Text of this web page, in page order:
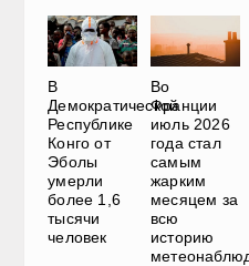
В
Демократической
Республике
Конго от
Эболы
умерли
более 1,6
тысячи
человек
Во
Франции
июль 2026
года стал
самым
жарким
месяцем за
всю
историю